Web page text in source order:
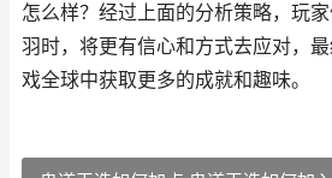
怎么样？经过上面的分析策略，玩
羽时，将更有信心和方式去应对，
戏全球中获取更多的成就和趣味。